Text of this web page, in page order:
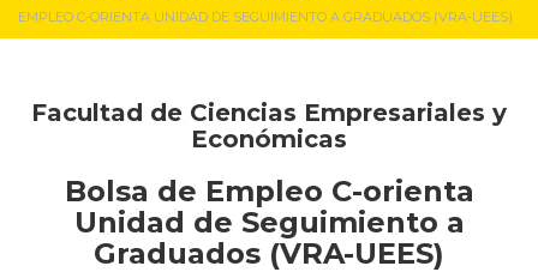
EMPLEO C-ORIENTA UNIDAD DE SEGUIMIENTO A GRADUADOS (VRA-UEES)
Facultad de Ciencias Empresariales y
Económicas
Bolsa de Empleo C-orienta
Unidad de Seguimiento a
Graduados (VRA-UEES)